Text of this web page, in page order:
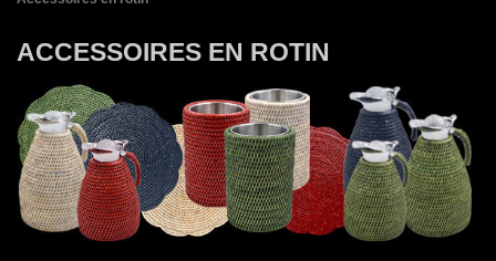
ACCESSOIRES EN ROTIN